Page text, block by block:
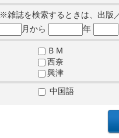
※雑誌を検索するときは、出版
月から 年
ＢＭ
西奈
興津
中国語